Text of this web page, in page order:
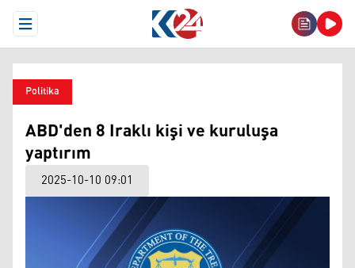
Open Menu
Politika
ABD'den 8 Iraklı kişi ve kuruluşa
yaptırım
2025-10-10 09:01